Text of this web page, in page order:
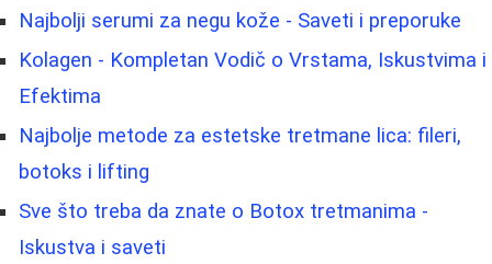
Najbolji serumi za negu kože - Saveti i preporuke
Kolagen - Kompletan Vodič o Vrstama, Iskustvima i
Efektima
Najbolje metode za estetske tretmane lica: fileri,
botoks i lifting
Sve što treba da znate o Botox tretmanima -
Iskustva i saveti